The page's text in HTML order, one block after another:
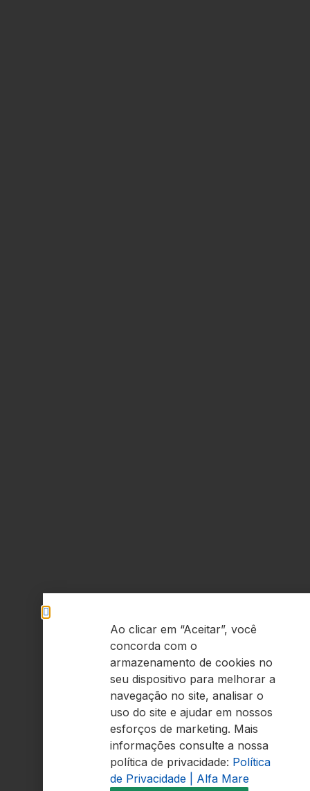
Ao clicar em “Aceitar”, você
concorda com o
armazenamento de cookies no
seu dispositivo para melhorar a
navegação no site, analisar o
uso do site e ajudar em nossos
esforços de marketing. Mais
informações consulte a nossa
política de privacidade: Política
de Privacidade | Alfa Mare